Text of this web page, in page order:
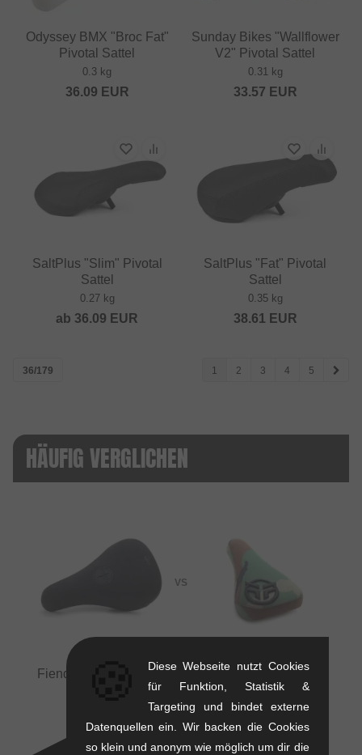
Odyssey BMX "Broc Fat"
Pivotal Sattel
0.3 kg
36.09 EUR
Sunday Bikes "Wallflower
V2" Pivotal Sattel
0.31 kg
33.57 EUR
SaltPlus "Slim" Pivotal
Sattel
0.27 kg
ab 36.09 EUR
SaltPlus "Fat" Pivotal
Sattel
0.35 kg
38.61 EUR
36/179 1 2 3 4 5
HÄUFIG VERGLICHEN
VS
Fiend BMX "Palmere V4" Pivotal Sattel vsFederal
Bikes "Logo Stealth" Pivotal Sattel
Diese Webseite nutzt Cookies
für Funktion, Statistik &
Targeting und bindet externe
Datenquellen ein. Wir backen die Cookies
so klein und anonym wie möglich um dir die